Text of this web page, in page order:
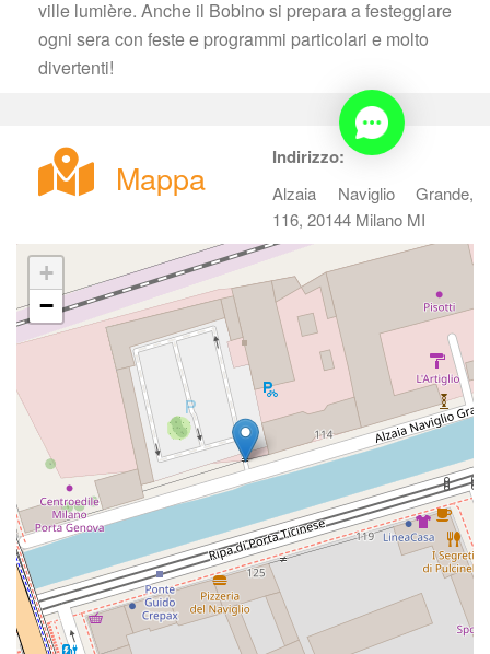
ville lumière. Anche il Bobino si prepara a festeggiare
ogni sera con feste e programmi particolari e molto
divertenti!
Mappa Indirizzo:
Alzaia Naviglio Grande,
116, 20144 Milano MI
+
−